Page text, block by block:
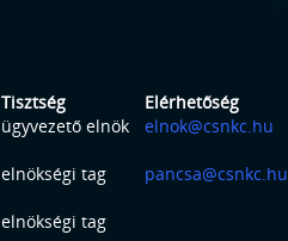
Tisztség
Elérhetőség
ügyvezető elnök elnok@csnkc.hu
elnökségi tag pancsa@csnkc.hu
elnökségi tag